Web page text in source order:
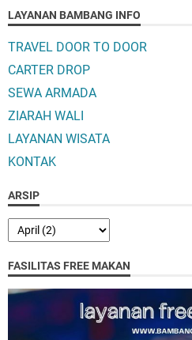
LAYANAN BAMBANG INFO
TRAVEL DOOR TO DOOR
CARTER DROP
SEWA ARMADA
ZIARAH WALI
LAYANAN WISATA
KONTAK
ARSIP
FASILITAS FREE MAKAN